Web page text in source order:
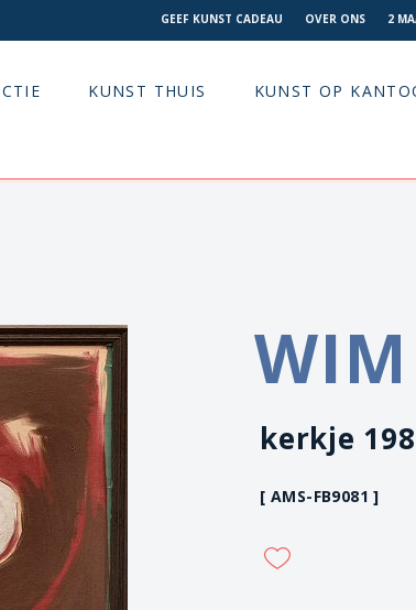
GEEF KUNST CADEAU OVER ONS 2
KUNST THUIS KUNST OP
kerkje
[ AMS-FB9081 ]